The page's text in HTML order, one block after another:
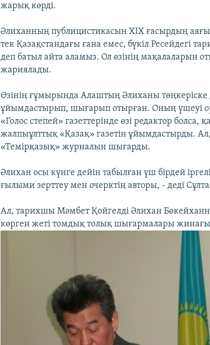
жарық көрді.
Әлиханның публицистикасын ХІХ ғасырдың
тек Қазақстандағы ғана емес, бүкіл Ресейдегі
деп батыл айта аламыз. Ол өзінің мақалаларын
жариялады.
Өзінің ғұмырында Алаштың Әлиханы төңкеріске
ұйымдастырып, шығарып отырған. Оның үшеуі
«Голос степей» газеттерінде өзі редактор болса,
жалпыұлттық «Қазақ» газетін ұйымдастырды. Ал,
«Темірқазық» журналын шығарды.
Әлихан осы күнге дейін табылған үш бірдей
ғылыми зерттеу мен очерктің авторы, - деді
Ал, тарихшы Мәмбет Қойгелді Әлихан
көрген жеті томдық толық шығармалары